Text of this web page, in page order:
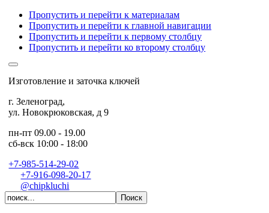
Пропустить и перейти к материалам
Пропустить и перейти к главной навигации
Пропустить и перейти к первому столбцу
Пропустить и перейти ко второму столбцу
Изготовление и заточка ключей
г. Зеленоград,
ул. Новокрюковская, д 9
пн-пт 09.00 - 19.00
сб-вск 10:00 - 18:00
+7-985-514-29-02
+7-916-098-20-17
@chipkluchi